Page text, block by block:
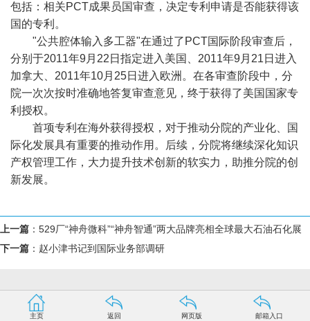
包括：相关PCT成果员国审查，决定专利申请是否能获得该
国的专利。
"公共腔体输入多工器"在通过了PCT国际阶段审查后，
分别于2011年9月22日指定进入美国、2011年9月21日进入
加拿大、2011年10月25日进入欧洲。在各审查阶段中，分
院一次次按时准确地答复审查意见，终于获得了美国国家专
利授权。
首项专利在海外获得授权，对于推动分院的产业化、国
际化发展具有重要的推动作用。后续，分院将继续深化知识
产权管理工作，大力提升技术创新的软实力，助推分院的创
新发展。
上一篇 ： 529厂“神舟微科”“神舟智通”两大品牌亮相全球最大石油石化展
下一篇 ： 赵小津书记到国际业务部调研
主页 返回 网页版 邮箱入口